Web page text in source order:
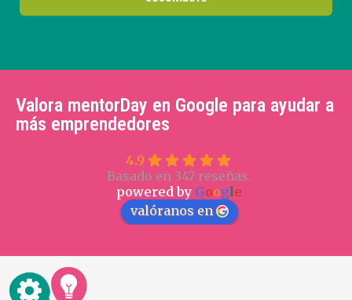
Valora mentorDay en Google para ayudar a
más emprendedores
4.9
Basado en 347 reseñas.
powered by Google
valóranos en